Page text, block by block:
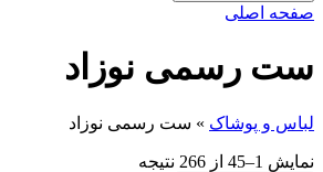
صفحه اصلی
ست رسمی نوزاد
لباس و پوشاک » ست رسمی نوزاد
نمایش 1–45 از 266 نتیجه